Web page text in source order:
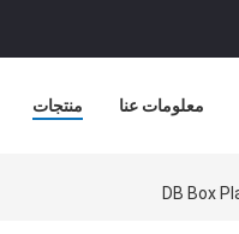
منتجات معلومات عنا